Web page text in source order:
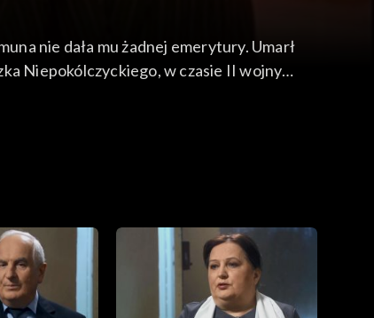
nie dała mu żadnej emerytury. Umarł
Niepokólczyckiego, w czasie II wojny
II Zarządu Głównego Zrzeszenia